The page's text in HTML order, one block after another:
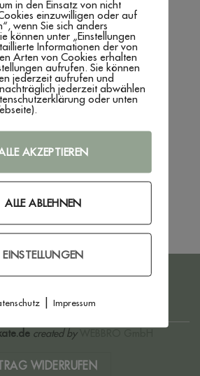
PayPal
Bank
created by
WIDERRUFEN
in den Einsatz von nicht
einzuwilligen oder auf
wenn Sie sich anders
können unter „Einstellungen
Informationen der von
Arten von Cookies erhalten
aufrufen. Sie können
jederzeit aufrufen und
jederzeit abwählen
oder unten
AKZEPTIEREN
ALLE ABLEHNEN
EINSTELLUNGEN
| Impressum